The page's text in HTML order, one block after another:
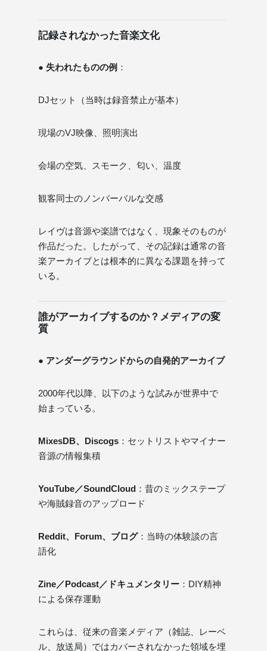
記録されなかった音楽文化
● 失われたものの例 ：
DJセット（当時は録音禁止が基本）
現場のVJ映像、照明演出
会場の空気、スモーク、匂い、温度
観客同士のノンバーバルな交感
レイヴは音源や楽譜ではなく、現象そのものが
作品だった。したがって、その記録は通常の音
楽アーカイブとは根本的に異なる課題を持って
いる。
誰がアーカイブするのか？メディアの変
質
● アンダーグラウンドからの自発的アーカイブ
2000年代以降、以下のような試みが世界中で
始まっている。
MixesDB、Discogs ：セットリストやマイナー
音源の情報集積
YouTube／SoundCloud ：昔のミックステープ
や海賊録音のアップロード
Reddit、Forum、ブログ：当時の体験談の言
語化
Zine／Podcast／ドキュメンタリー ：DIY精神
による保存運動
これらは、従来の音楽メディア（雑誌、レーベ
ル、放送局）ではカバーされなかった領域を埋